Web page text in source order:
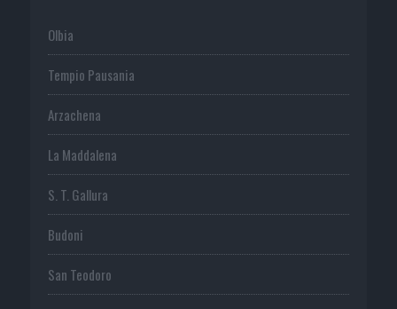
Olbia
Tempio Pausania
Arzachena
La Maddalena
S. T. Gallura
Budoni
San Teodoro